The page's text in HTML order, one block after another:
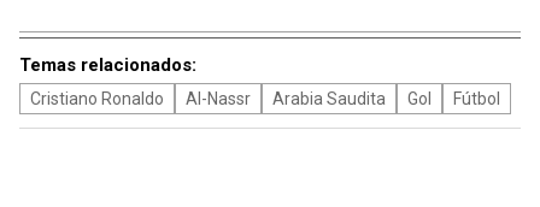
Temas relacionados:
Cristiano Ronaldo Al-Nassr Arabia Saudita Gol Fútbol